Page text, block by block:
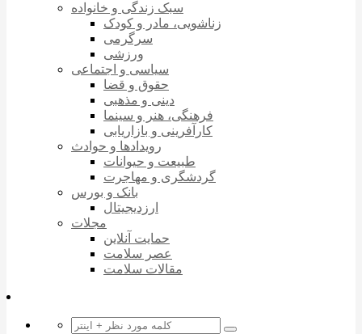
سبک زندگی و خانواده
زناشویی، مادر و کودک
سرگرمی
ورزشی
سیاسی و اجتماعی
حقوق و قضا
دینی و مذهبی
فرهنگی، هنر و سینما
کارآفرینی و بازاریابی
رویدادها و حوادث
طبیعت و حیوانات
گردشگری و مهاجرت
بانک و بورس
ارزدیجیتال
مجلات
حمایت آنلاین
عصر سلامت
مقالات سلامت